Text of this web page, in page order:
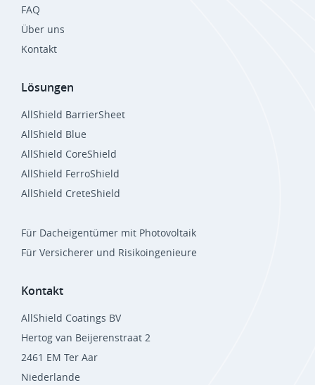
FAQ
Über uns
Kontakt
Lösungen
AllShield BarrierSheet
AllShield Blue
AllShield CoreShield
AllShield FerroShield
AllShield CreteShield
Für Dacheigentümer mit Photovoltaik
Für Versicherer und Risikoingenieure
Kontakt
AllShield Coatings BV
Hertog van Beijerenstraat 2
2461 EM Ter Aar
Niederlande